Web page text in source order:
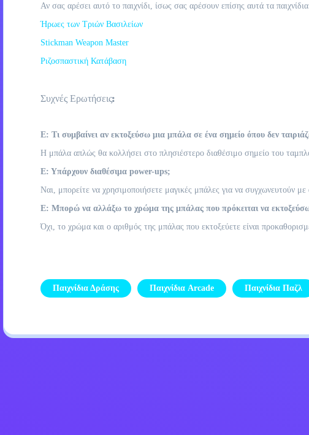
Αν σας αρέσει αυτό το παιχνίδι, ίσως σας αρέσουν επίσης αυτά τα
Ήρωες των Τριών Βασιλείων
Stickman Weapon Master
Ριζοσπαστική Κατάβαση
Συχνές Ερωτήσεις:
Ε: Τι συμβαίνει αν εκτοξεύσω μια μπάλα σε ένα σημείο όπου δεν
Η μπάλα απλώς θα κολλήσει στο πλησιέστερο διαθέσιμο σημείο του
Ε: Υπάρχουν διαθέσιμα power-ups;
Ναι, μπορείτε να χρησιμοποιήσετε μαγικές μπάλες για να συγχωνευτούν
Ε: Μπορώ να αλλάξω το χρώμα της μπάλας που πρόκειται να
Όχι, το χρώμα και ο αριθμός της μπάλας που εκτοξεύετε είναι
Παιχνίδια Δράσης Παιχνίδια Arcade Παιχνίδια Παζλ